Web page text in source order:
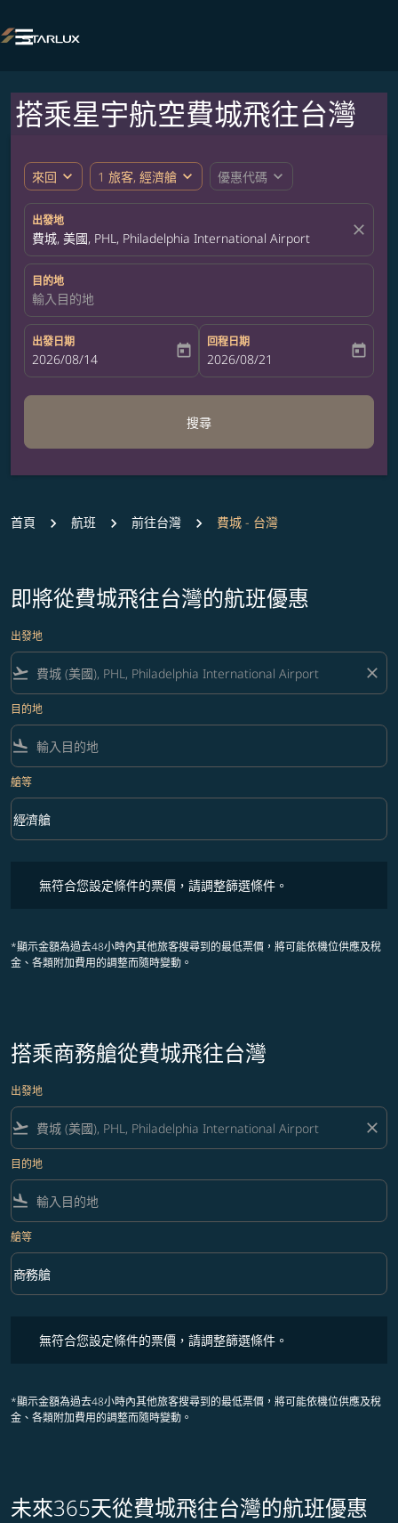

搭乘星宇航空費城飛往台灣
來回 expand_more 1 旅客, 經濟艙 expand_more 優惠代碼 expand_more
出發地
費城, 美國, PHL, Philadelphia International Airport close
目的地
輸入目的地
出發日期
fc-booking-departure-date-aria-label
2026/08/14 today
回程日期
fc-booking-return-date-aria-label
2026/08/21 today
搜尋
首頁 航班 前往台灣 費城 - 台灣
即將從費城飛往台灣的航班優惠
出發地
flight_takeoff close
目的地
flight_land
艙等
艙等 option 經濟艙 Selected
經濟艙
keyboard_arrow_down
無符合您設定條件的票價，請調整篩選條件。
*顯示金額為過去48小時內其他旅客搜尋到的最低票價，將可能依機位供應及稅
金、各類附加費用的調整而隨時變動。
搭乘商務艙從費城飛往台灣
出發地
flight_takeoff close
目的地
flight_land
艙等
艙等 option 商務艙 Selected
商務艙
keyboard_arrow_down
無符合您設定條件的票價，請調整篩選條件。
*顯示金額為過去48小時內其他旅客搜尋到的最低票價，將可能依機位供應及稅
金、各類附加費用的調整而隨時變動。
未來365天從費城飛往台灣的航班優惠